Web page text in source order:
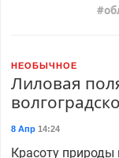
НЕОБЫЧНОЕ
Лиловая
8 Апр14:24
Красоту природы